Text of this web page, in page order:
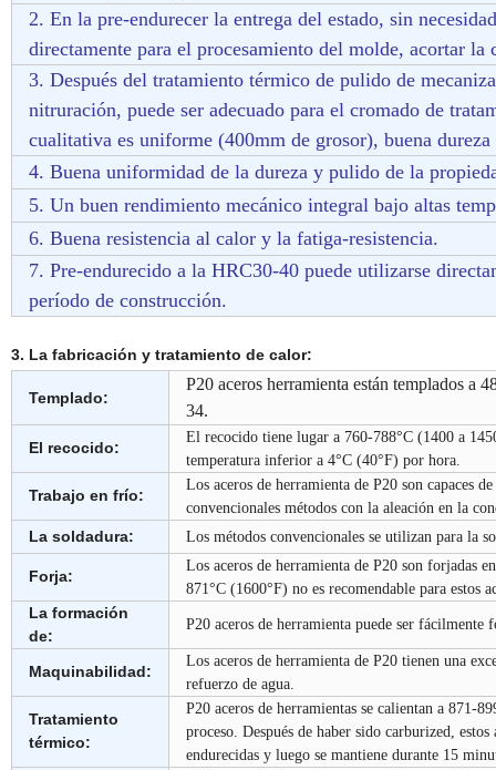
2. En la pre-endurecer la entrega del estado, sin
directamente para el procesamiento del molde, acortar la
3. Después del tratamiento térmico de pulido de
nitruración, puede ser adecuado para el cromado de
cualitativa es uniforme (400mm de grosor), buena
4. Buena uniformidad de la dureza y pulido de la
5. Un buen rendimiento mecánico integral bajo altas
6. Buena resistencia al calor y la fatiga-resistencia.
7. Pre-endurecido a la HRC30-40 puede utilizarse
período de construcción.
3. La fabricación y tratamiento de calor:
Templado:
P20 aceros herramienta están templados a
34.
El recocido:
El recocido tiene lugar a 760-788°C (1400 a
temperatura inferior a 4°C (40°F) por hora.
Trabajo en frío:
Los aceros de herramienta de P20 son capaces
convencionales métodos con la aleación en la
La soldadura: Los métodos convencionales se utilizan para la
Forja:
Los aceros de herramienta de P20 son forjadas
871°C (1600°F) no es recomendable para estos
La formación
de:
P20 aceros de herramienta puede ser
Maquinabilidad:
Los aceros de herramienta de P20 tienen una
refuerzo de agua.
Tratamiento
térmico:
P20 aceros de herramientas se calientan a 871-
proceso. Después de haber sido carburized,
endurecidas y luego se mantiene durante 15